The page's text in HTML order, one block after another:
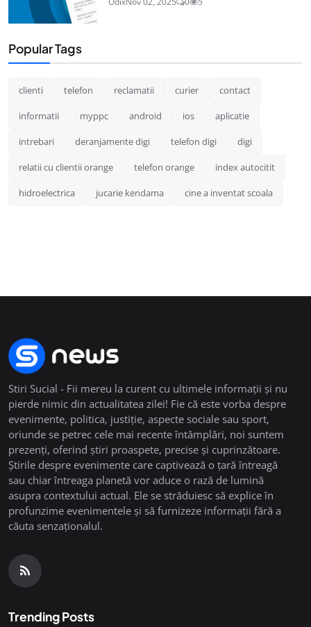
Popular Tags
clienti telefon reclamatii curier contact
informatii myppc android ios aplicatie
intrebari deranjamente digi telefon digi digi
relatii cu clientii orange telefon orange index autocitit
hidroelectrica jucarie kendama cine a inventat scoala
Stiri Sucial - Fii mereu la curent cu ultimele informații și nu
pierde nimic din actualitatea zilei! Fie că este vorba despre
evenimente, politica, justiție, aspecte sociale sau sport,
oriunde se petrec cele mai recente întâmplări, noi suntem
prezenți, oferind știri proaspete, precise și cuprinzătoare.
Știrile despre evenimente care captivează o țară întreagă
sau chiar întreaga planetă vor aduce o rază de lumină
asupra contextului actual. Ele se străduiesc să explice în
profunzime evenimentele și să furnizeze informații fără a
căuta senzaționalul.
Trending Posts